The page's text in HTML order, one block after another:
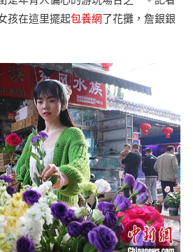
孩在這里擺起包養網了花攤，詹銀銀